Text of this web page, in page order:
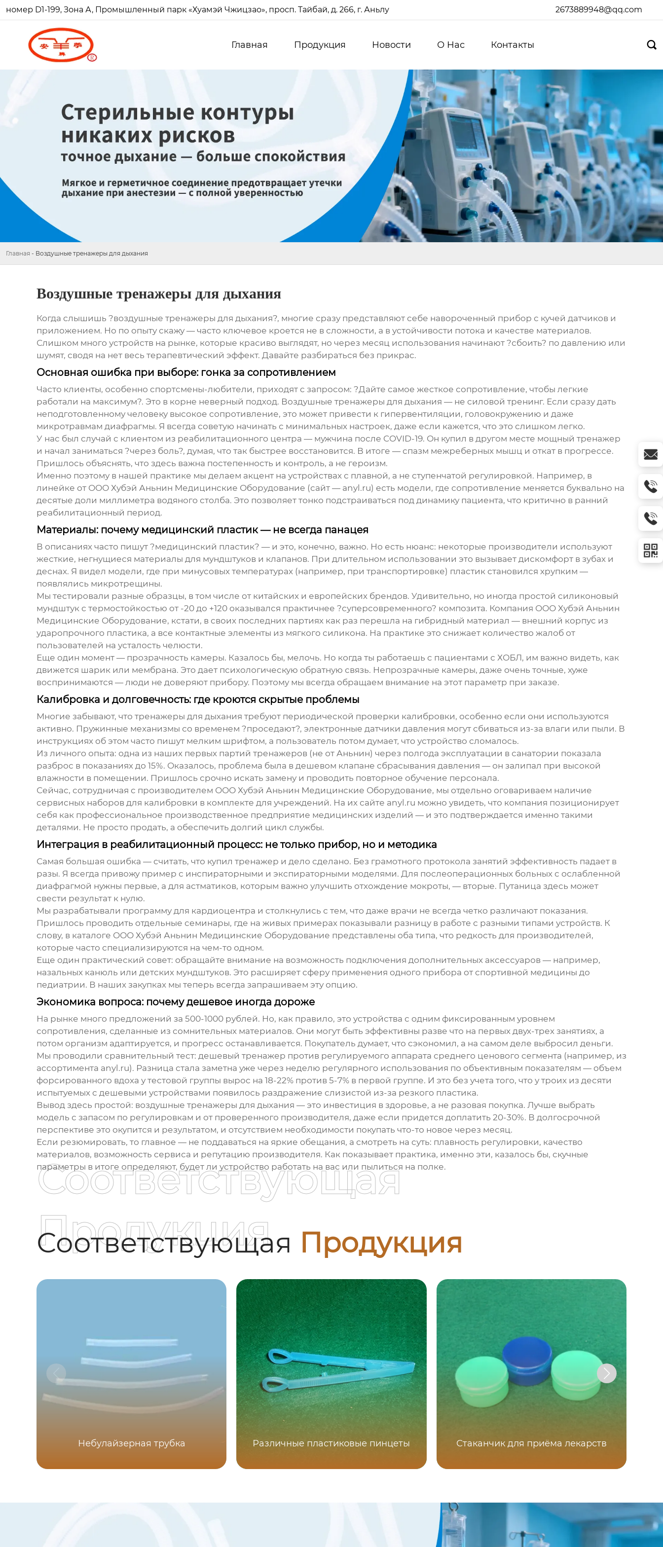
номер D1-199, Зона А, Промышленный парк «Хуамэй Чжицзао», просп. Тайбай, д. 266, г. Аньлу 2673889948@qq.com
Главная Продукция Новости О Hас Контакты 
Главная - Воздушные тренажеры для дыхания
Воздушные тренажеры для дыхания
Когда слышишь ?воздушные тренажеры для дыхания?, многие сразу представляют себе навороченный прибор с кучей датчиков и
приложением. Но по опыту скажу — часто ключевое кроется не в сложности, а в устойчивости потока и качестве материалов.
Слишком много устройств на рынке, которые красиво выглядят, но через месяц использования начинают ?сбоить? по давлению или
шумят, сводя на нет весь терапевтический эффект. Давайте разбираться без прикрас.
Основная ошибка при выборе: гонка за сопротивлением
Часто клиенты, особенно спортсмены-любители, приходят с запросом: ?Дайте самое жесткое сопротивление, чтобы легкие
работали на максимум?. Это в корне неверный подход. Воздушные тренажеры для дыхания — не силовой тренинг. Если сразу дать
неподготовленному человеку высокое сопротивление, это может привести к гипервентиляции, головокружению и даже
микротравмам диафрагмы. Я всегда советую начинать с минимальных настроек, даже если кажется, что это слишком легко.
У нас был случай с клиентом из реабилитационного центра — мужчина после COVID-19. Он купил в другом месте мощный тренажер
и начал заниматься ?через боль?, думая, что так быстрее восстановится. В итоге — спазм межреберных мышц и откат в прогрессе.
Пришлось объяснять, что здесь важна постепенность и контроль, а не героизм.
Именно поэтому в нашей практике мы делаем акцент на устройствах с плавной, а не ступенчатой регулировкой. Например, в
линейке от ООО Хубэй Аньнин Медицинские Оборудование (сайт — anyl.ru) есть модели, где сопротивление меняется буквально на
десятые доли миллиметра водяного столба. Это позволяет тонко подстраиваться под динамику пациента, что критично в ранний
реабилитационный период.
Материалы: почему медицинский пластик — не всегда панацея
В описаниях часто пишут ?медицинский пластик? — и это, конечно, важно. Но есть нюанс: некоторые производители используют
жесткие, негнущиеся материалы для мундштуков и клапанов. При длительном использовании это вызывает дискомфорт в зубах и
деснах. Я видел модели, где при минусовых температурах (например, при транспортировке) пластик становился хрупким —
появлялись микротрещины.
Мы тестировали разные образцы, в том числе от китайских и европейских брендов. Удивительно, но иногда простой силиконовый
мундштук с термостойкостью от -20 до +120 оказывался практичнее ?суперсовременного? композита. Компания ООО Хубэй Аньнин
Медицинские Оборудование, кстати, в своих последних партиях как раз перешла на гибридный материал — внешний корпус из
ударопрочного пластика, а все контактные элементы из мягкого силикона. На практике это снижает количество жалоб от
пользователей на усталость челюсти.
Еще один момент — прозрачность камеры. Казалось бы, мелочь. Но когда ты работаешь с пациентами с ХОБЛ, им важно видеть, как
движется шарик или мембрана. Это дает психологическую обратную связь. Непрозрачные камеры, даже очень точные, хуже
воспринимаются — люди не доверяют прибору. Поэтому мы всегда обращаем внимание на этот параметр при заказе.
Калибровка и долговечность: где кроются скрытые проблемы
Многие забывают, что тренажеры для дыхания требуют периодической проверки калибровки, особенно если они используются
активно. Пружинные механизмы со временем ?проседают?, электронные датчики давления могут сбиваться из-за влаги или пыли. В
инструкциях об этом часто пишут мелким шрифтом, а пользователь потом думает, что устройство сломалось.
Из личного опыта: одна из наших первых партий тренажеров (не от Аньнин) через полгода эксплуатации в санатории показала
разброс в показаниях до 15%. Оказалось, проблема была в дешевом клапане сбрасывания давления — он залипал при высокой
влажности в помещении. Пришлось срочно искать замену и проводить повторное обучение персонала.
Сейчас, сотрудничая с производителем ООО Хубэй Аньнин Медицинские Оборудование, мы отдельно оговариваем наличие
сервисных наборов для калибровки в комплекте для учреждений. На их сайте anyl.ru можно увидеть, что компания позиционирует
себя как профессиональное производственное предприятие медицинских изделий — и это подтверждается именно такими
деталями. Не просто продать, а обеспечить долгий цикл службы.
Интеграция в реабилитационный процесс: не только прибор, но и методика
Самая большая ошибка — считать, что купил тренажер и дело сделано. Без грамотного протокола занятий эффективность падает в
разы. Я всегда привожу пример с инспираторными и экспираторными моделями. Для послеоперационных больных с ослабленной
диафрагмой нужны первые, а для астматиков, которым важно улучшить отхождение мокроты, — вторые. Путаница здесь может
свести результат к нулю.
Мы разрабатывали программу для кардиоцентра и столкнулись с тем, что даже врачи не всегда четко различают показания.
Пришлось проводить отдельные семинары, где на живых примерах показывали разницу в работе с разными типами устройств. К
слову, в каталоге ООО Хубэй Аньнин Медицинские Оборудование представлены оба типа, что редкость для производителей,
которые часто специализируются на чем-то одном.
Еще один практический совет: обращайте внимание на возможность подключения дополнительных аксессуаров — например,
назальных канюль или детских мундштуков. Это расширяет сферу применения одного прибора от спортивной медицины до
педиатрии. В наших закупках мы теперь всегда запрашиваем эту опцию.
Экономика вопроса: почему дешевое иногда дороже
На рынке много предложений за 500-1000 рублей. Но, как правило, это устройства с одним фиксированным уровнем
сопротивления, сделанные из сомнительных материалов. Они могут быть эффективны разве что на первых двух-трех занятиях, а
потом организм адаптируется, и прогресс останавливается. Покупатель думает, что сэкономил, а на самом деле выбросил деньги.
Мы проводили сравнительный тест: дешевый тренажер против регулируемого аппарата среднего ценового сегмента (например, из
ассортимента anyl.ru). Разница стала заметна уже через неделю регулярного использования по объективным показателям — объем
форсированного вдоха у тестовой группы вырос на 18-22% против 5-7% в первой группе. И это без учета того, что у троих из десяти
испытуемых с дешевыми устройствами появилось раздражение слизистой из-за резкого пластика.
Вывод здесь простой: воздушные тренажеры для дыхания — это инвестиция в здоровье, а не разовая покупка. Лучше выбрать
модель с запасом по регулировкам и от проверенного производителя, даже если придется доплатить 20-30%. В долгосрочной
перспективе это окупится и результатом, и отсутствием необходимости покупать что-то новое через месяц.
Если резюмировать, то главное — не поддаваться на яркие обещания, а смотреть на суть: плавность регулировки, качество
материалов, возможность сервиса и репутацию производителя. Как показывает практика, именно эти, казалось бы, скучные
параметры в итоге определяют, будет ли устройство работать на вас или пылиться на полке.
Соответствующая Продукция
Соответствующая
Продукция
Небулайзерная трубка Различные пластиковые пинцеты Стаканчик для приёма лекарств